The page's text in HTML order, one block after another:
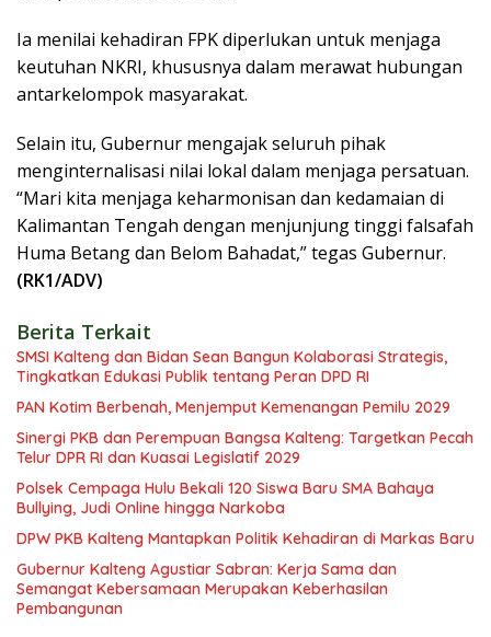
Ia menilai kehadiran FPK diperlukan untuk menjaga
keutuhan NKRI, khususnya dalam merawat hubungan
antarkelompok masyarakat.
Selain itu, Gubernur mengajak seluruh pihak
menginternalisasi nilai lokal dalam menjaga persatuan.
“Mari kita menjaga keharmonisan dan kedamaian di
Kalimantan Tengah dengan menjunjung tinggi falsafah
Huma Betang dan Belom Bahadat,” tegas Gubernur.
(RK1/ADV)
Berita Terkait
SMSI Kalteng dan Bidan Sean Bangun Kolaborasi Strategis,
Tingkatkan Edukasi Publik tentang Peran DPD RI
PAN Kotim Berbenah, Menjemput Kemenangan Pemilu 2029
Sinergi PKB dan Perempuan Bangsa Kalteng: Targetkan Pecah
Telur DPR RI dan Kuasai Legislatif 2029
Polsek Cempaga Hulu Bekali 120 Siswa Baru SMA Bahaya
Bullying, Judi Online hingga Narkoba
DPW PKB Kalteng Mantapkan Politik Kehadiran di Markas Baru
Gubernur Kalteng Agustiar Sabran: Kerja Sama dan
Semangat Kebersamaan Merupakan Keberhasilan
Pembangunan